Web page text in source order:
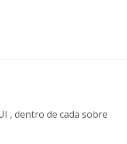
, dentro de cada sobre